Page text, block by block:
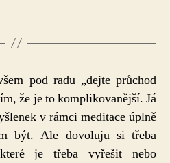
pod radu „dejte průchod
že je to komplikovanější. Já
v rámci meditace úplně
být. Ale dovoluju si třeba
je třeba vyřešit nebo